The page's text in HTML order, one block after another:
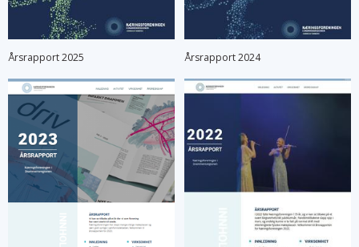
Årsrapport 2025 Årsrapport 2024